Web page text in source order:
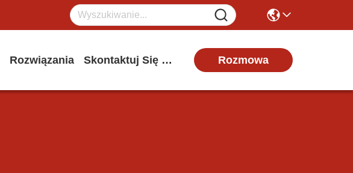
Rozwiązania Skontaktuj Się Z Nami Rozmowa